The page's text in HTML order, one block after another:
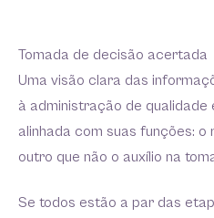
Tomada de decisão acertada
Uma visão clara das
à administração de qualidade
alinhada com suas funções:
outro que não o auxílio na
Se todos estão a par das